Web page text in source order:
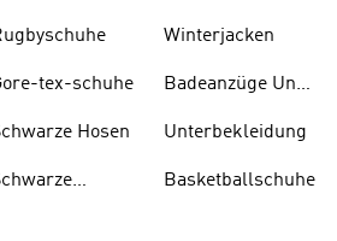
tex-schuhe
Hosen
Winterjacken
Badeanzüge Und
Unterbekleidung
Basketballschuhe